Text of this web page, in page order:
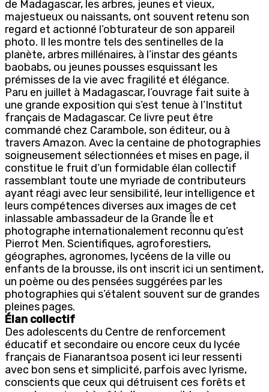
de Madagascar, les arbres, jeunes et vieux,
majestueux ou naissants, ont souvent retenu son
regard et actionné l’obturateur de son appareil
photo. Il les montre tels des sentinelles de la
planète, arbres millénaires, à l’instar des géants
baobabs, ou jeunes pousses esquissant les
prémisses de la vie avec fragilité et élégance.
Paru en juillet à Madagascar, l’ouvrage fait suite à
une grande exposition qui s’est tenue à l’Institut
français de Madagascar. Ce livre peut être
commandé chez Carambole, son éditeur, ou à
travers Amazon. Avec la centaine de photographies
soigneusement sélectionnées et mises en page, il
constitue le fruit d’un formidable élan collectif
rassemblant toute une myriade de contributeurs
ayant réagi avec leur sensibilité, leur intelligence et
leurs compétences diverses aux images de cet
inlassable ambassadeur de la Grande Île et
photographe internationalement reconnu qu’est
Pierrot Men. Scientifiques, agroforestiers,
géographes, agronomes, lycéens de la ville ou
enfants de la brousse, ils ont inscrit ici un sentiment,
un poème ou des pensées suggérées par les
photographies qui s’étalent souvent sur de grandes
pleines pages.
Élan collectif
Des adolescents du Centre de renforcement
éducatif et secondaire ou encore ceux du lycée
français de Fianarantsoa posent ici leur ressenti
avec bon sens et simplicité, parfois avec lyrisme,
conscients que ceux qui détruisent ces forêts et